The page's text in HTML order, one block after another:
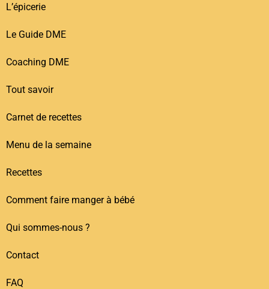
L’épicerie
Le Guide DME
Coaching DME
Tout savoir
Carnet de recettes
Menu de la semaine
Recettes
Comment faire manger à bébé
Qui sommes-nous ?
Contact
FAQ